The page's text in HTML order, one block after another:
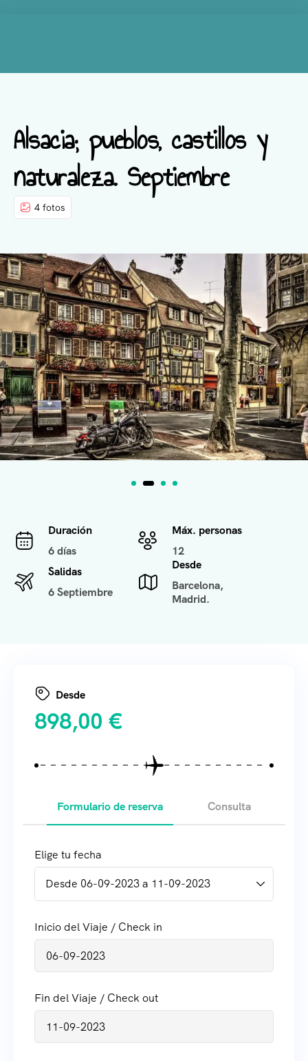
Alsacia; pueblos, castillos y
naturaleza. Septiembre
4 fotos
Duración
6 días
Máx. personas
12
Salidas
6 Septiembre
Desde
Barcelona,
Madrid.
Desde
898,00 €
Formulario de reserva Consulta
Elige tu fecha
Inicio del Viaje / Check in
Fin del Viaje / Check out